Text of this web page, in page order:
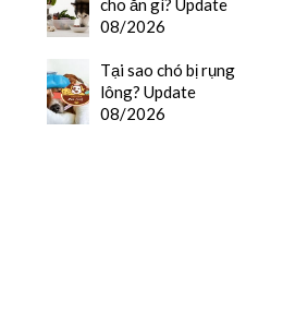
cho ăn gì? Update
08/2026
Tại sao chó bị rụng
lông? Update
08/2026